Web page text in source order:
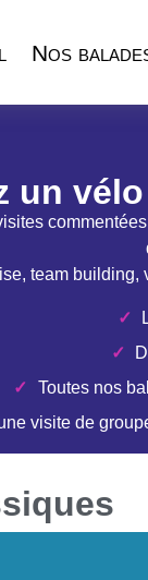
Nos
un
team
Toutes nos
visite de